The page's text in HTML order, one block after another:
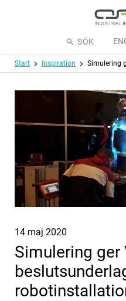
SÖK
Meny
Start Inspiration Simulering
Publicerat
14 maj 2020
Simulering ger